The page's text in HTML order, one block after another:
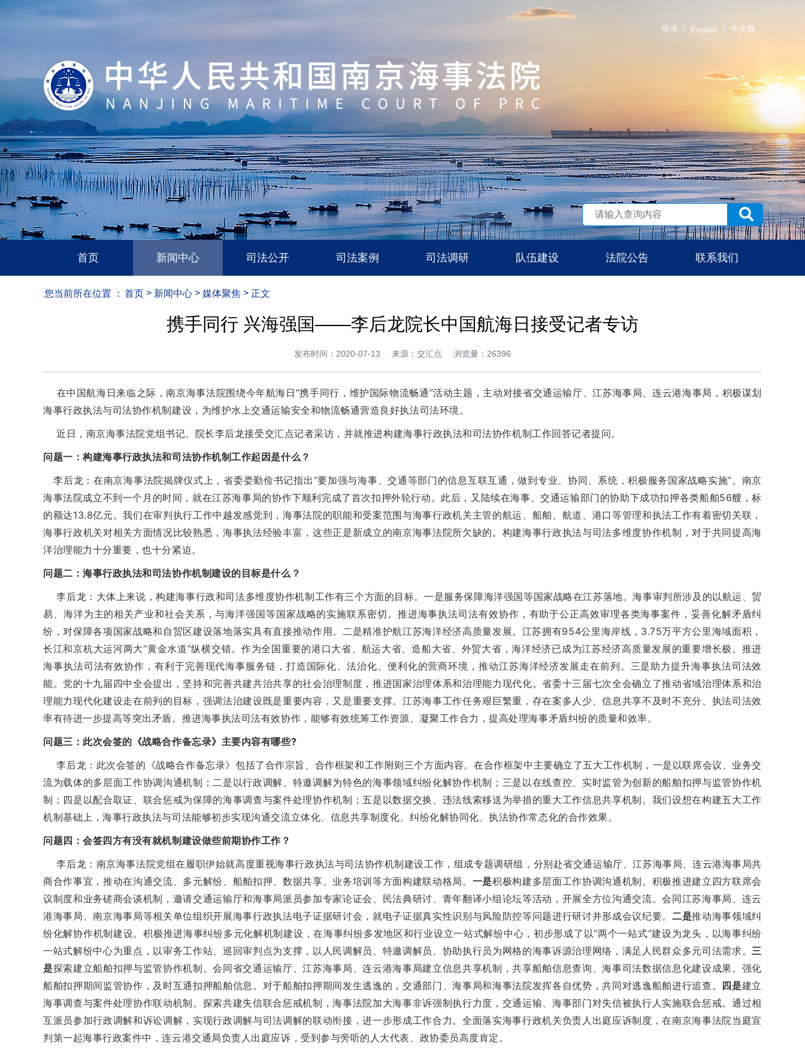
登录 English 中文版
首页 新闻中心 司法公开 司法案例 司法调研 队伍建设 法院公告 联系我们
您当前所在位置 ： 首页 > 新闻中心 > 媒体聚焦 > 正文
携手同行 兴海强国——李后龙院长中国航海日接受记者专访
发布时间：2020-07-13 来源：交汇点 浏览量：26396
在中国航海日来临之际，南京海事法院围绕今年航海日“携手同行，维护国际物流畅通”活动主题，主动对接省交通运输厅、江苏海事局、连云港海事局，积极谋划
海事行政执法与司法协作机制建设，为维护水上交通运输安全和物流畅通营造良好执法司法环境。
近日，南京海事法院党组书记、院长李后龙接受交汇点记者采访，并就推进构建海事行政执法和司法协作机制工作回答记者提问。
问题一：构建海事行政执法和司法协作机制工作起因是什么？
李后龙：在南京海事法院揭牌仪式上，省委娄勤俭书记指出“要加强与海事、交通等部门的信息互联互通，做到专业、协同、系统，积极服务国家战略实施”。南京
海事法院成立不到一个月的时间，就在江苏海事局的协作下顺利完成了首次扣押外轮行动。此后，又陆续在海事、交通运输部门的协助下成功扣押各类船舶56艘，标
的额达13.8亿元。我们在审判执行工作中越发感觉到，海事法院的职能和受案范围与海事行政机关主管的航运、船舶、航道、港口等管理和执法工作有着密切关联，
海事行政机关对相关方面情况比较熟悉，海事执法经验丰富，这些正是新成立的南京海事法院所欠缺的。构建海事行政执法与司法多维度协作机制，对于共同提高海
洋治理能力十分重要，也十分紧迫。
问题二：海事行政执法和司法协作机制建设的目标是什么？
李后龙：大体上来说，构建海事行政和司法多维度协作机制工作有三个方面的目标。一是服务保障海洋强国等国家战略在江苏落地。海事审判所涉及的以航运、贸
易、海洋为主的相关产业和社会关系，与海洋强国等国家战略的实施联系密切。推进海事执法司法有效协作，有助于公正高效审理各类海事案件，妥善化解矛盾纠
纷，对保障各项国家战略和自贸区建设落地落实具有直接推动作用。二是精准护航江苏海洋经济高质量发展。江苏拥有954公里海岸线，3.75万平方公里海域面积，
长江和京杭大运河两大“黄金水道”纵横交错。作为全国重要的港口大省、航运大省、造船大省、外贸大省，海洋经济已成为江苏经济高质量发展的重要增长极。推进
海事执法司法有效协作，有利于完善现代海事服务链，打造国际化、法治化、便利化的营商环境，推动江苏海洋经济发展走在前列。三是助力提升海事执法司法效
能。党的十九届四中全会提出，坚持和完善共建共治共享的社会治理制度，推进国家治理体系和治理能力现代化。省委十三届七次全会确立了推动省域治理体系和治
理能力现代化建设走在前列的目标，强调法治建设既是重要内容，又是重要支撑。江苏海事工作任务艰巨繁重，存在案多人少、信息共享不及时不充分、执法司法效
率有待进一步提高等突出矛盾。推进海事执法司法有效协作，能够有效统筹工作资源、凝聚工作合力，提高处理海事矛盾纠纷的质量和效率。
问题三：此次会签的《战略合作备忘录》主要内容有哪些?
李后龙：此次会签的《战略合作备忘录》包括了合作宗旨、合作框架和工作附则三个方面内容。在合作框架中主要确立了五大工作机制，一是以联席会议、业务交
流为载体的多层面工作协调沟通机制；二是以行政调解、特邀调解为特色的海事领域纠纷化解协作机制；三是以在线查控、实时监管为创新的船舶扣押与监管协作机
制；四是以配合取证、联合惩戒为保障的海事调查与案件处理协作机制；五是以数据交换、违法线索移送为举措的重大工作信息共享机制。我们设想在构建五大工作
机制基础上，海事行政执法与司法能够初步实现沟通交流立体化、信息共享制度化、纠纷化解协同化、执法协作常态化的合作效果。
问题四：会签四方有没有就机制建设做些前期协作工作？
李后龙：南京海事法院党组在履职伊始就高度重视海事行政执法与司法协作机制建设工作，组成专题调研组，分别赴省交通运输厅、江苏海事局、连云港海事局共
商合作事宜，推动在沟通交流、多元解纷、船舶扣押、数据共享、业务培训等方面构建联动格局。 一是积极构建多层面工作协调沟通机制。积极推进建立四方联席会
议制度和业务磋商会谈机制，邀请交通运输厅和海事局派员参加专家论证会、民法典研讨、青年翻译小组论坛等活动，开展全方位沟通交流。会同江苏海事局、连云
港海事局、南京海事局等相关单位组织开展海事行政执法电子证据研讨会，就电子证据真实性识别与风险防控等问题进行研讨并形成会议纪要。二是推动海事领域纠
纷化解协作机制建设。积极推进海事纠纷多元化解机制建设，在海事纠纷多发地区和行业设立一站式解纷中心，初步形成了以“两个一站式”建设为龙头，以海事纠纷
一站式解纷中心为重点，以审务工作站、巡回审判点为支撑，以人民调解员、特邀调解员、协助执行员为网格的海事诉源治理网络，满足人民群众多元司法需求。三
是探索建立船舶扣押与监管协作机制。会同省交通运输厅、江苏海事局、连云港海事局建立信息共享机制，共享船舶信息查询、海事司法数据信息化建设成果。强化
船舶扣押期间监管协作，及时互通扣押船舶信息。对于船舶扣押期间发生逃逸的，交通部门、海事局和海事法院发挥各自优势，共同对逃逸船舶进行追查。 四是建立
海事调查与案件处理协作联动机制。探索共建失信联合惩戒机制，海事法院加大海事非诉强制执行力度，交通运输、海事部门对失信被执行人实施联合惩戒。通过相
互派员参加行政调解和诉讼调解，实现行政调解与司法调解的联动衔接，进一步形成工作合力。全面落实海事行政机关负责人出庭应诉制度，在南京海事法院当庭宣
判第一起海事行政案件中，连云港交通局负责人出庭应诉，受到参与旁听的人大代表、政协委员高度肯定。